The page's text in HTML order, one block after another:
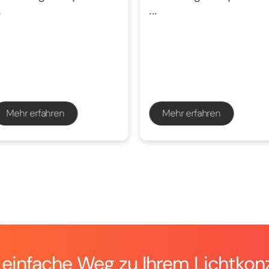
Mehr erfahren
...
Mehr erfahren
Weg zu Ihrem